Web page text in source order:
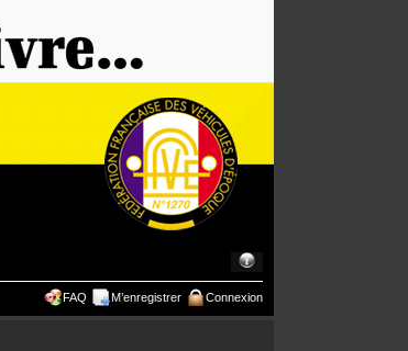
FAQ M’enregistrer Connexion